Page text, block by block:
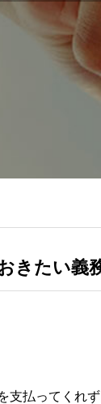
きたい義
払ってくれ